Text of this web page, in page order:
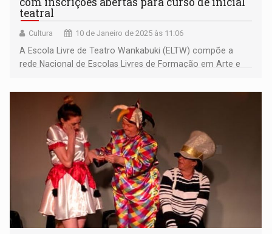
teatral
Cultura 10 de Janeiro de 2025 às 11:06
A Escola Livre de Teatro Wankabuki (ELTW) compõe a
rede Nacional de Escolas Livres de Formação em Arte e